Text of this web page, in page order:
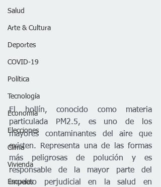
Salud
Arte & Cultura
Deportes
COVID-19
Política
Tecnología
Economía
Elecciones
Clima
Vivienda
Escuelas
El hollín, conocido como materia
particulada PM2.5, es uno de los
mayores contaminantes del aire que
existen. Representa una de las formas
más peligrosas de polución y es
responsable de la mayor parte del
impacto perjudicial en la salud en